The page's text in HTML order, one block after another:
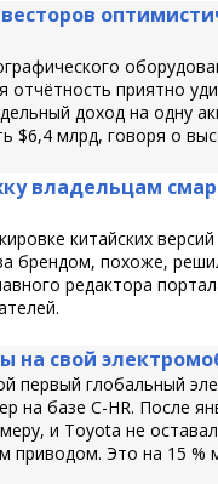
приятно
доход на одну
млрд, говоря о
владельцам
китайских
брендом, похоже,
редактора
на свой
первый глобальный
на базе C-HR. После
и Toyota не
приводом. Это на 15